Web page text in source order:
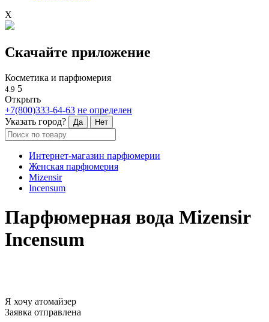
X
Скачайте приложение
Косметика и парфюмерия
4.9 5
Открыть
+7(800)333-64-63 не определен
Указать город?
Да Нет
Интернет-магазин парфюмерии
Женская парфюмерия
Mizensir
Incensum
Парфюмерная вода Mizensir
Incensum
Я хочу атомайзер
Заявка отправлена